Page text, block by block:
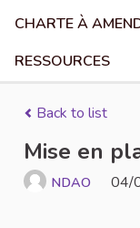
CHARTE À
RESSOURCES
Back to list
Mise en
NDAO 04/